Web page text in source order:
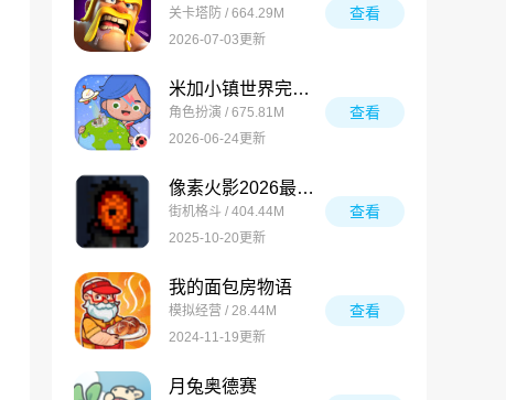
关卡塔防 / 664.29M
2026-07-03更新
查看
米加小镇世界完整版
角色扮演 / 675.81M
2026-06-24更新
查看
像素火影2026最新版
街机格斗 / 404.44M
2025-10-20更新
查看
我的面包房物语
模拟经营 / 28.44M
2024-11-19更新
查看
月兔奥德赛